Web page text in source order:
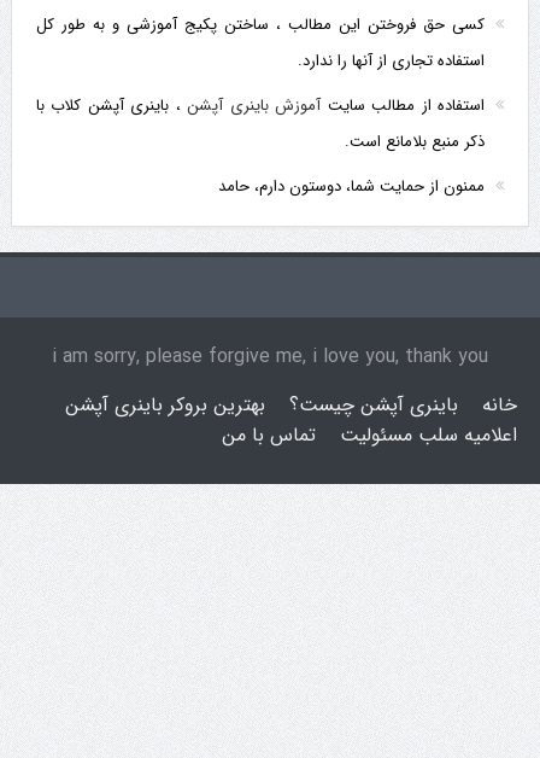
کسی حق فروختن این مطالب ، ساختن پکیج آموزشی و به طور کل
استفاده تجاری از آنها را ندارد.
استفاده از مطالب سایتآموزش باینری آپشن، باینری آپشن کلاب با
ذکر منبع بلامانع است.
ممنون از حمایت شما، دوستون دارم، حامد
i am sorry, please forgive me, i love you, thank you
خانه
باینری آپشن چیست؟
بهترین بروکر باینری آپشن
اعلامیه سلب مسئولیت
تماس با من